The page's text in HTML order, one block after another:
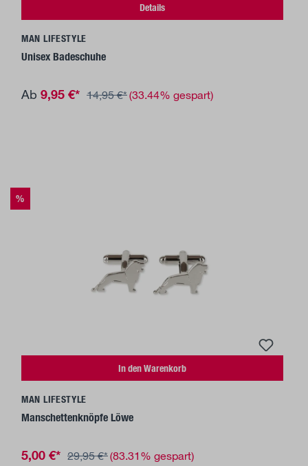
Details
MAN LIFESTYLE
Unisex Badeschuhe
Ab 9,95 €* 14,95 €*(33.44% gespart)
%
In den Warenkorb
MAN LIFESTYLE
Manschettenknöpfe Löwe
5,00 €* 29,95 €*(83.31% gespart)